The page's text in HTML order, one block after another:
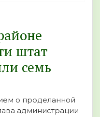
штат
семь
о проделанной
администрации